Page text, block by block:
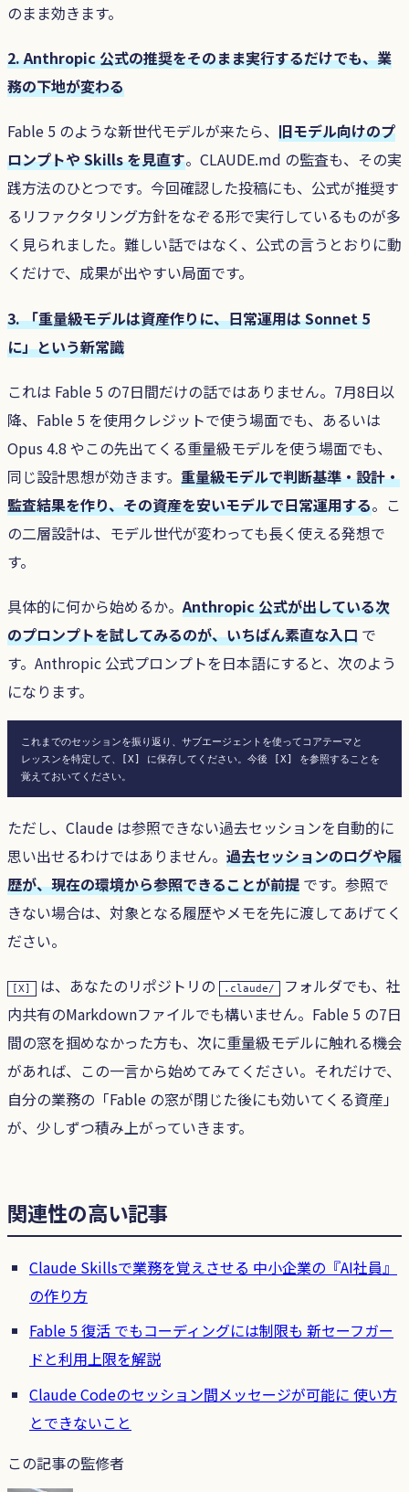
のまま効きます。
2. Anthropic 公式の推奨をそのまま実行するだけでも、業
務の下地が変わる
Fable 5 のような新世代モデルが来たら、 旧モデル向けのプ
ロンプトや Skills を見直す。CLAUDE.md の監査も、その実
践方法のひとつです。今回確認した投稿にも、公式が推奨す
るリファクタリング方針をなぞる形で実行しているものが多
く見られました。難しい話ではなく、公式の言うとおりに動
くだけで、成果が出やすい局面です。
3. 「重量級モデルは資産作りに、日常運用は Sonnet 5
に」という新常識
これは Fable 5 の7日間だけの話ではありません。7月8日以
降、Fable 5 を使用クレジットで使う場面でも、あるいは
Opus 4.8 やこの先出てくる重量級モデルを使う場面でも、
同じ設計思想が効きます。 重量級モデルで判断基準・設計・
監査結果を作り、その資産を安いモデルで日常運用する。こ
の二層設計は、モデル世代が変わっても長く使える発想で
す。
具体的に何から始めるか。Anthropic 公式が出している次
のプロンプトを試してみるのが、いちばん素直な入口 で
す。Anthropic 公式プロンプトを日本語にすると、次のよう
になります。
これまでのセッションを振り返り、サブエージェントを使ってコアテーマと
レッスンを特定して、[X] に保存してください。今後 [X] を参照することを
ただし、Claude は参照できない過去セッションを自動的に
思い出せるわけではありません。 過去セッションのログや履
歴が、現在の環境から参照できることが前提 です。参照で
きない場合は、対象となる履歴やメモを先に渡してあげてく
ださい。
[X] は、あなたのリポジトリの .claude/ フォルダでも、社
内共有のMarkdownファイルでも構いません。Fable 5 の7日
間の窓を掴めなかった方も、次に重量級モデルに触れる機会
があれば、この一言から始めてみてください。それだけで、
自分の業務の「Fable の窓が閉じた後にも効いてくる資産」
が、少しずつ積み上がっていきます。
関連性の高い記事
Claude Skillsで業務を覚えさせる 中小企業の『AI社員』
の作り方
Fable 5 復活 でもコーディングには制限も 新セーフガー
ドと利用上限を解説
Claude Codeのセッション間メッセージが可能に 使い方
とできないこと
この記事の監修者